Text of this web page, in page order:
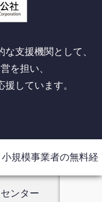
支援機関として、
を担い、
しています。
規模事業者の無料経
ンター